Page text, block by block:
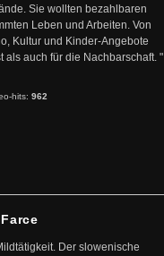
Sie wollten bezahlbaren
Leben und Arbeiten. Von
Kultur und Kinder-Angebote
auch für die Nachbarschaft. "
hits: 962
Der slowenische